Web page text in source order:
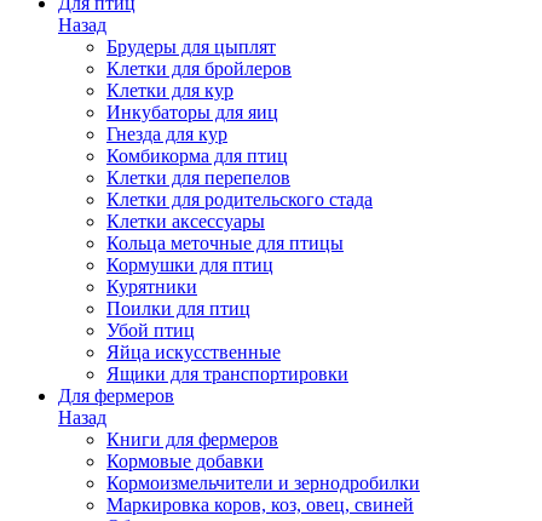
Назад
Брудеры для цыплят
Клетки для бройлеров
Клетки для кур
Инкубаторы для яиц
Гнезда для кур
Комбикорма для птиц
Клетки для перепелов
Клетки для родительского стада
Клетки аксессуары
Кольца меточные для птицы
Кормушки для птиц
Курятники
Поилки для птиц
Убой птиц
Яйца искусственные
Ящики для транспортировки
Для фермеров
Назад
Книги для фермеров
Кормовые добавки
Кормоизмельчители и зернодробилки
Маркировка коров, коз, овец, свиней